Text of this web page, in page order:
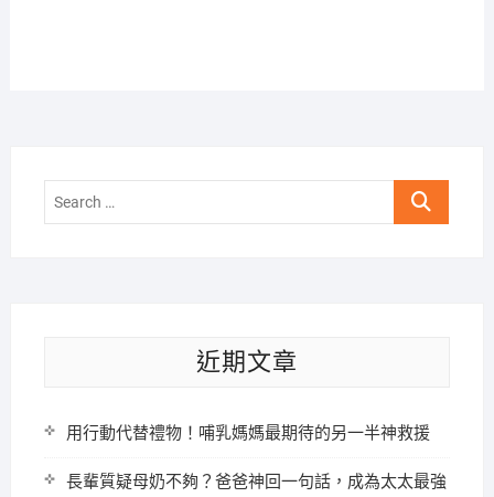
Search
近期文章
用行動代替禮物！哺乳媽媽最期待的另一半神救援
長輩質疑母奶不夠？爸爸神回一句話，成為太太最強